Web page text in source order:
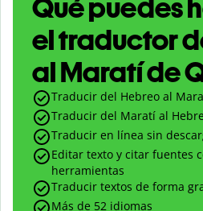
Qué puedes
el traductor
al Maratí de
Traducir del Hebreo al
Traducir del Maratí al
Traducir en línea sin
Editar texto y citar fuentes
herramientas
Traducir textos de forma
Más de 52 idiomas